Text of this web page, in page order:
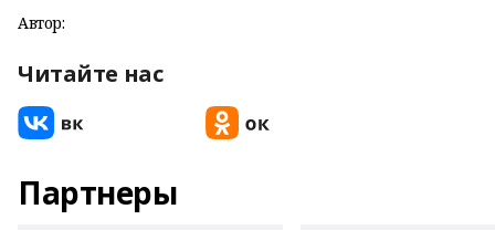
Автор:
Читайте нас
Партнеры